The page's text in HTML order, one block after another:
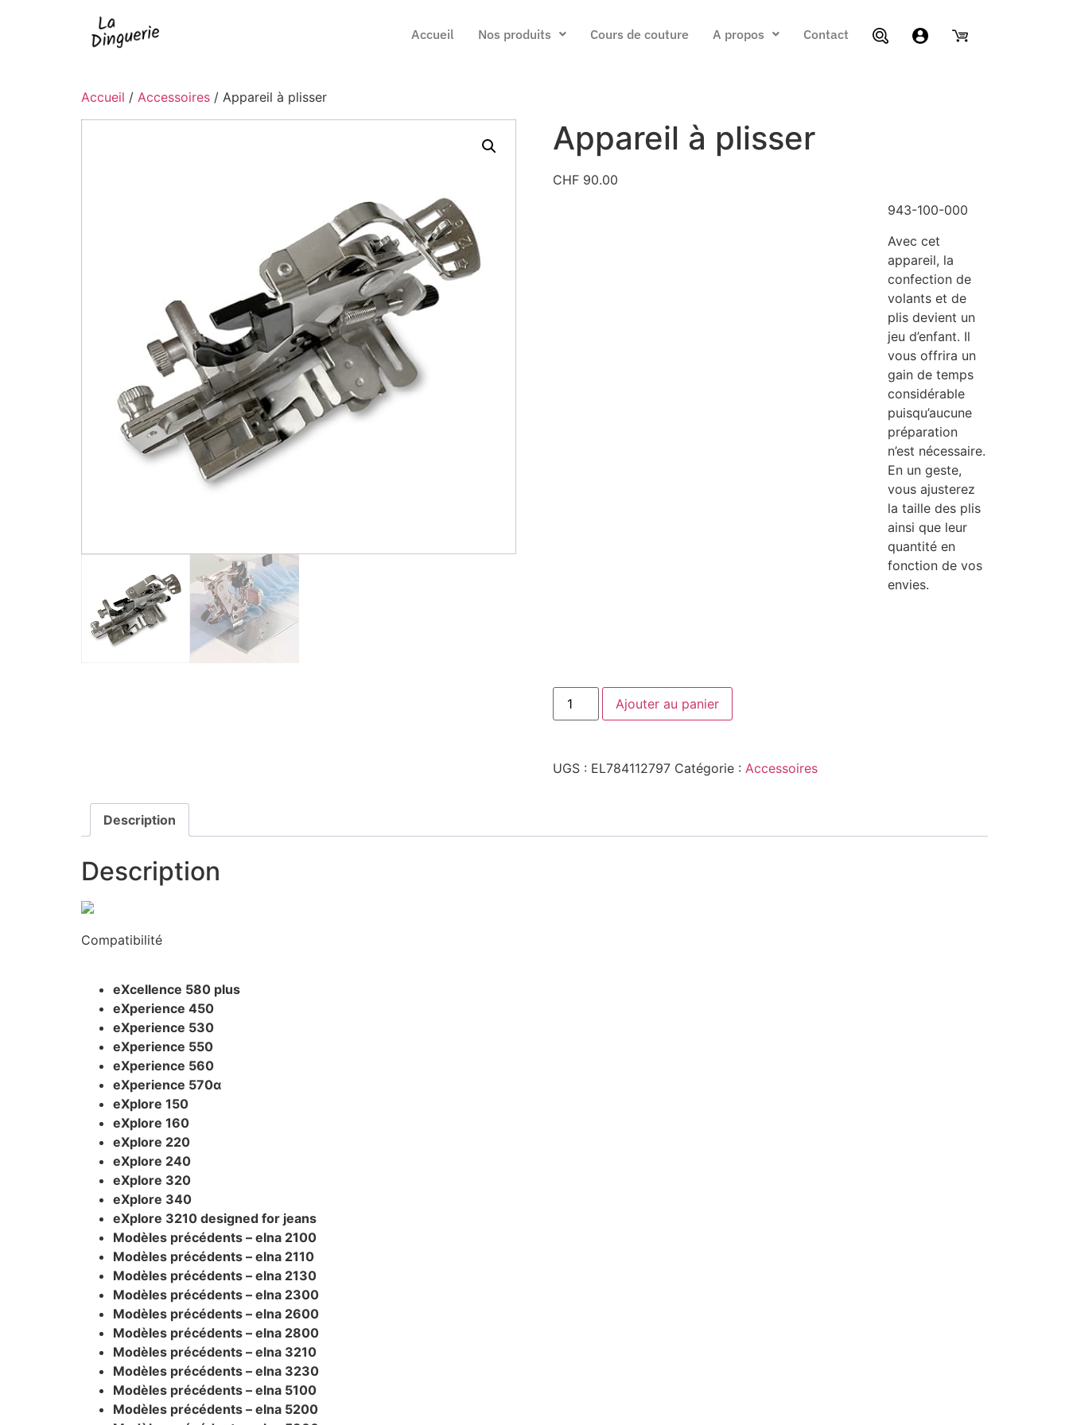
Accueil Nos produits Cours de couture A propos Contact
Accueil / Accessoires / Appareil à plisser
Appareil à plisser
CHF90.00
943-100-000
Avec cet
appareil, la
confection de
volants et de
plis devient un
jeu d’enfant. Il
vous offrira un
gain de temps
considérable
puisqu’aucune
préparation
n’est nécessaire.
En un geste,
vous ajusterez
la taille des plis
ainsi que leur
quantité en
fonction de vos
envies.
Ajouter au panier
UGS : EL784112797 Catégorie : Accessoires
Description
Description
Compatibilité
eXcellence 580 plus
eXperience 450
eXperience 530
eXperience 550
eXperience 560
eXperience 570α
eXplore 150
eXplore 160
eXplore 220
eXplore 240
eXplore 320
eXplore 340
eXplore 3210 designed for jeans
Modèles précédents – elna 2100
Modèles précédents – elna 2110
Modèles précédents – elna 2130
Modèles précédents – elna 2300
Modèles précédents – elna 2600
Modèles précédents – elna 2800
Modèles précédents – elna 3210
Modèles précédents – elna 3230
Modèles précédents – elna 5100
Modèles précédents – elna 5200